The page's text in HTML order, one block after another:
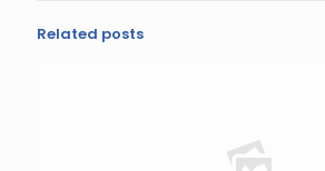
Related posts